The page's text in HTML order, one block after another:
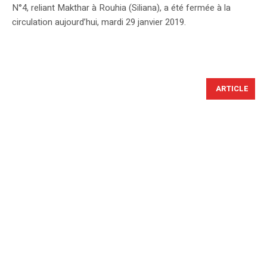
N°4, reliant Makthar à Rouhia (Siliana), a été fermée à la
circulation aujourd’hui, mardi 29 janvier 2019.
ARTICLE